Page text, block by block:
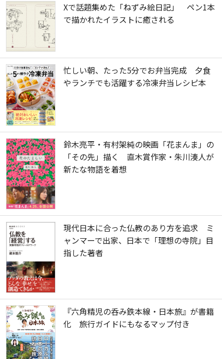
Xで話題集めた「ねずみ絵日記」 ペン1本
で描かれたイラストに癒される
忙しい朝、たった5分でお弁当完成 夕食
やランチでも活躍する冷凍弁当レシピ本
鈴木亮平・有村架純の映画「花まんま」の
「その先」描く 直木賞作家・朱川湊人が
新たな物語を着想
現代日本に合った仏教のあり方を追求 ミ
ャンマーで出家、日本で「理想の寺院」目
指した著者
『六角精児の呑み鉄本線・日本旅』が書籍
化 旅行ガイドにもなるマップ付き